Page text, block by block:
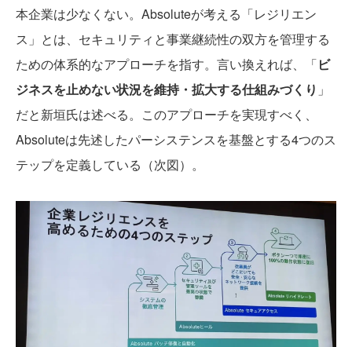
本企業は少なくない。Absoluteが考える「レジリエン
ス」とは、セキュリティと事業継続性の双方を管理する
ための体系的なアプローチを指す。言い換えれば、「ビ
ジネスを止めない状況を維持・拡大する仕組みづくり 」
だと新垣氏は述べる。このアプローチを実現すべく、
Absoluteは先述したパーシステンスを基盤とする4つのス
テップを定義している（次図）。